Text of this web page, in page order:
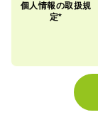
個人情報の取扱規
定*